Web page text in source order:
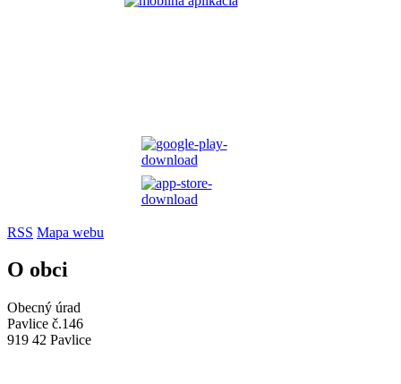
RSS Mapa webu
O obci
Obecný úrad
Pavlice č.146
919 42 Pavlice